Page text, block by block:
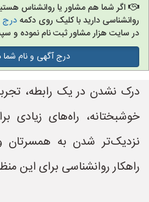
اگر شما هم مشاور یا روانشناس
روانشناسی دارید با کلیک روی دکمهدرج
در سایت هزار مشاور ثبت نام نموده و
درج آگهی و نام شما
درک نشدن در یک رابطه،
خوشبختانه، راه‌های زیادی
نزدیک‌تر شدن به همسرتان
راهکار روانشناسی برای این